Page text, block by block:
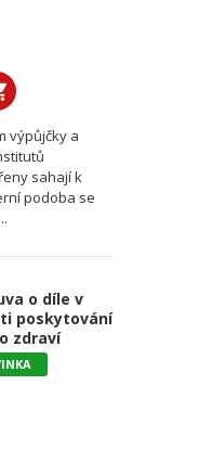
výpůjčky a
sahají k
podoba se
o díle v
poskytování
zdraví